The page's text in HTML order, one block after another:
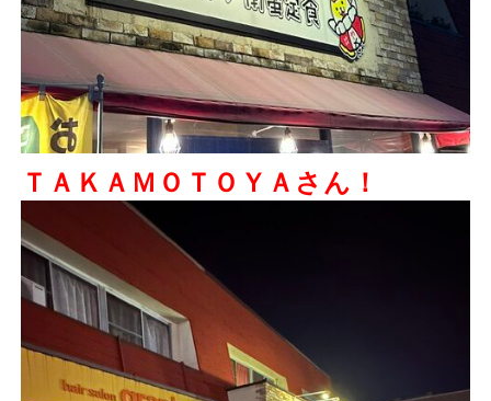
ＴＡＫＡＭＯＴＯＹＡさん！